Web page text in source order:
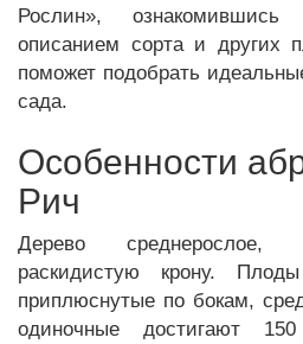
Рослин»,
описанием сорта и других
поможет подобрать
сада.
Особенности
Рич
Дерево среднерослое,
раскидистую крону.
приплюснутые по бокам,
одиночные достигают